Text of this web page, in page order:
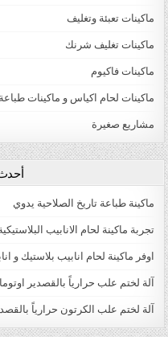
ماكينات تعبئة وتغليف
ماكينات تغليف شرنك
ماكينات فاكيوم
ماكينات لحام اكياس و ماكينات طباعة
مشاريع صغيرة
ماكينة طباعة تاريخ الصلاحية يدوي
تجربة ماكينة لحام الانابيب
اوفر ماكينة لحام انابيب بلاستيك و
آلة لختم علب حرارياً بالقصدير
آلة لختم علب الكرتون حرارياً